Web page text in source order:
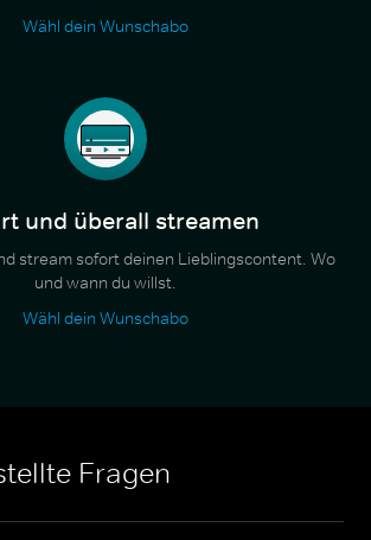
Wähl dein Wunschabo
und überall streamen
stream sofort deinen Lieblingscontent. Wo
und wann du willst.
Wähl dein Wunschabo
Fragen